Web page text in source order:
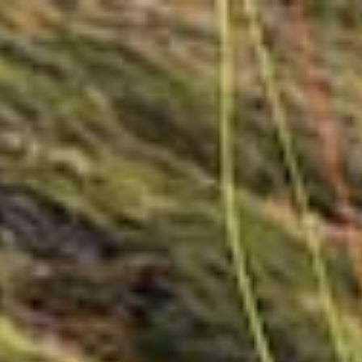
a
L
BAPTÊMES
L
STAGES
BONS CADEAUX
L
BOUTIQUE
L
BLOG
L